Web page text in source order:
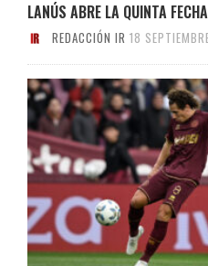
LANÚS ABRE LA QUINTA
REDACCIÓN IR 18